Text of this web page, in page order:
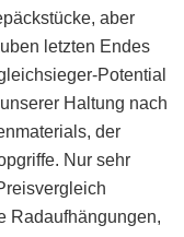
aber
letzten Endes
Potential
Haltung nach
der
Nur sehr
Radaufhängungen,